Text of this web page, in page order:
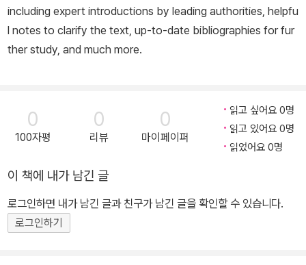
including expert introductions by leading authorities, helpfu
l notes to clarify the text, up-to-date bibliographies for fur
ther study, and much more.
0
100자평
0
리뷰
0
마이페이퍼
읽고 싶어요 0명
읽고 있어요 0명
읽었어요 0명
이 책에 내가 남긴 글
로그인하면 내가 남긴 글과 친구가 남긴 글을 확인할 수 있습니다.
로그인하기